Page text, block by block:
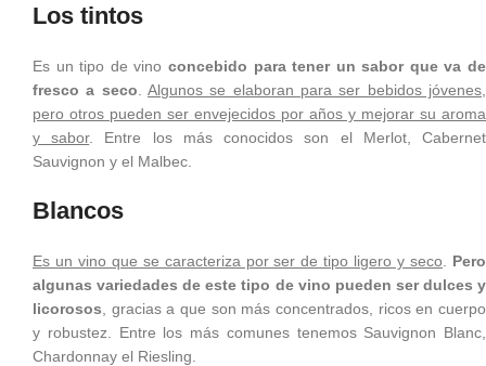
Los tintos
Es un tipo de vino concebido para tener un sabor que va de
fresco a seco .Algunos se elaboran para ser bebidos jóvenes,
pero otros pueden ser envejecidos por años y mejorar su aroma
y sabor. Entre los más conocidos son el Merlot, Cabernet
Sauvignon y el Malbec.
Blancos
Es un vino que se caracteriza por ser de tipo ligero y seco
Pero
algunas variedades de este tipo de vino pueden ser dulces y
licorosos , gracias a que son más concentrados, ricos en cuerpo
y robustez. Entre los más comunes tenemos Sauvignon Blanc,
Chardonnay el Riesling.